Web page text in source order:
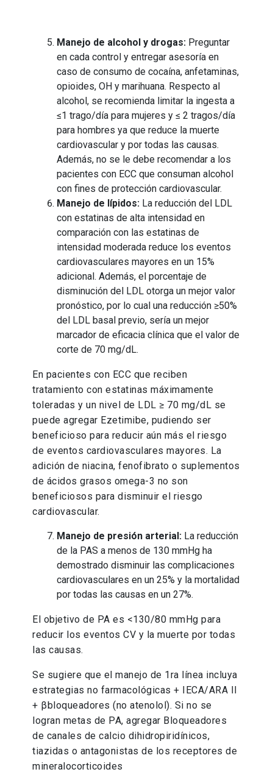
Manejo de alcohol y drogas: Preguntar
en cada control y entregar asesoría en
caso de consumo de cocaína, anfetaminas,
opioides, OH y marihuana. Respecto al
alcohol, se recomienda limitar la ingesta a
≤1 trago/día para mujeres y ≤ 2 tragos/día
para hombres ya que reduce la muerte
cardiovascular y por todas las causas.
Además, no se le debe recomendar a los
pacientes con ECC que consuman alcohol
con fines de protección cardiovascular.
Manejo de lípidos: La reducción del LDL
con estatinas de alta intensidad en
comparación con las estatinas de
intensidad moderada reduce los eventos
cardiovasculares mayores en un 15%
adicional. Además, el porcentaje de
disminución del LDL otorga un mejor valor
pronóstico, por lo cual una reducción ≥50%
del LDL basal previo, sería un mejor
marcador de eficacia clínica que el valor de
corte de 70 mg/dL.
En pacientes con ECC que reciben
tratamiento con estatinas máximamente
toleradas y un nivel de LDL ≥ 70 mg/dL se
puede agregar Ezetimibe, pudiendo ser
beneficioso para reducir aún más el riesgo
de eventos cardiovasculares mayores. La
adición de niacina, fenofibrato o suplementos
de ácidos grasos omega-3 no son
beneficiosos para disminuir el riesgo
cardiovascular.
Manejo de presión arterial: La reducción
de la PAS a menos de 130 mmHg ha
demostrado disminuir las complicaciones
cardiovasculares en un 25% y la mortalidad
por todas las causas en un 27%.
El objetivo de PA es <130/80 mmHg para
reducir los eventos CV y la muerte por todas
las causas.
Se sugiere que el manejo de 1ra línea incluya
estrategias no farmacológicas + IECA/ARA II
+ βbloqueadores (no atenolol). Si no se
logran metas de PA, agregar Bloqueadores
de canales de calcio dihidropiridínicos,
tiazidas o antagonistas de los receptores de
mineralocorticoides